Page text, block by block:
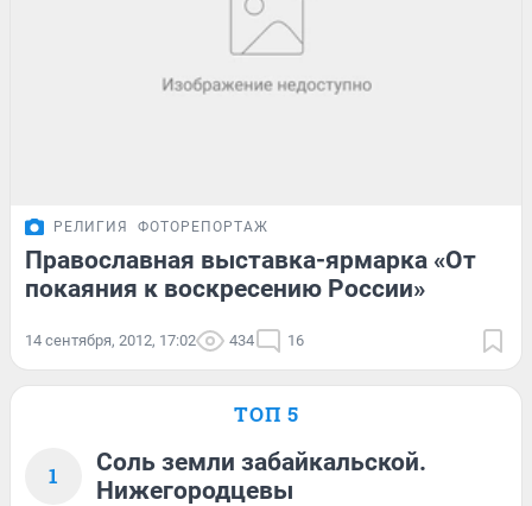
РЕЛИГИЯ ФОТОРЕПОРТАЖ
Православная выставка-ярмарка «От
покаяния к воскресению России»
14 сентября, 2012, 17:02 434 16
ТОП 5
1
Соль земли забайкальской.
Нижегородцевы